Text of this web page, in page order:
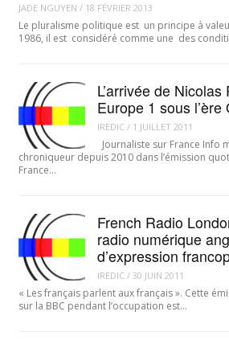
JADE NGUYEN / 18 FÉVRIER 2013
Le pluralisme politique est un principe à
1986, il est considéré comme une des
L’arrivée de
Europe 1 sous l’ère
IREDIC/ 1 JUILLET 2011
Journaliste sur France Info
chroniqueur depuis 2010 dans l’émission
France…
French Radio
radio numérique
d’expression
IREDIC/ 30 JUIN 2011
« Les français parlent aux français ». Cette
sur la BBC pendant l’occupation est…